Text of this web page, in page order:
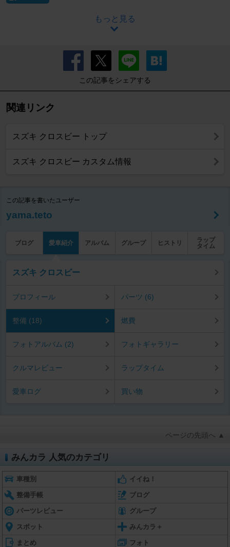
もっと見る
この記事をシェアする
関連リンク
スズキ クロスビー トップ
スズキ クロスビー カスタム情報
この記事を書いたユーザー
yama.teto
ブログ 愛車紹介 アルバム グループ ヒストリ
ラップ
タイム
スズキ クロスビー
プロフィール パーツ (6)
整備 (18) 燃費
フォトアルバム (2) フォトギャラリー
クルマレビュー ラップタイム
愛車ログ 買い物
ページの先頭へ ▲
みんカラ 人気のカテゴリ
車種別 イイね！
整備手帳 ブログ
パーツレビュー グループ
スポット みんカラ＋
まとめ フォト